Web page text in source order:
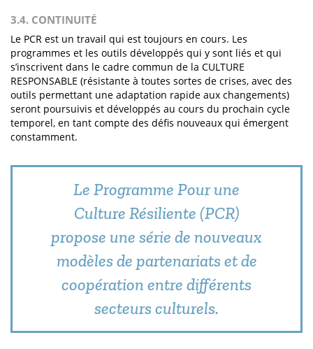
3.4. CONTINUITÉ
Le PCR est un travail qui est toujours en cours. Les
programmes et les outils développés qui y sont liés et qui
s’inscrivent dans le cadre commun de la CULTURE
RESPONSABLE (résistante à toutes sortes de crises, avec des
outils permettant une adaptation rapide aux changements)
seront poursuivis et développés au cours du prochain cycle
temporel, en tant compte des défis nouveaux qui émergent
constamment.
Le Programme Pour une
Culture Résiliente (PCR)
propose une série de nouveaux
modèles de partenariats et de
coopération entre différents
secteurs culturels.